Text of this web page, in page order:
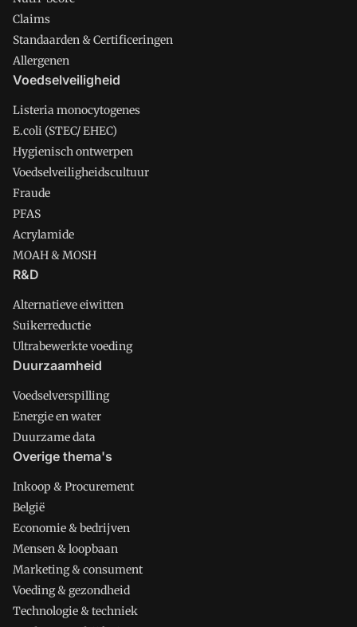
Claims
Standaarden & Certificeringen
Allergenen
Voedselveiligheid
Listeria monocytogenes
E.coli (STEC/ EHEC)
Hygienisch ontwerpen
Voedselveiligheidscultuur
Fraude
PFAS
Acrylamide
MOAH & MOSH
R&D
Alternatieve eiwitten
Suikerreductie
Ultrabewerkte voeding
Duurzaamheid
Voedselverspilling
Energie en water
Duurzame data
Overige thema's
Inkoop & Procurement
België
Economie & bedrijven
Mensen & loopbaan
Marketing & consument
Voeding & gezondheid
Technologie & techniek